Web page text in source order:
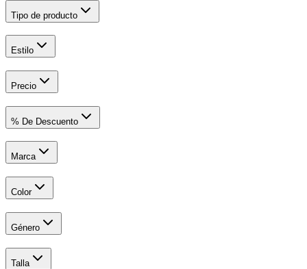
Tipo de producto
Estilo
Precio
% De Descuento
Marca
Color
Género
Talla